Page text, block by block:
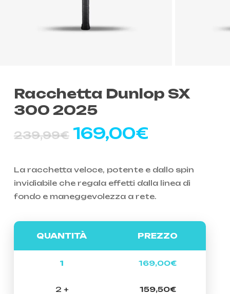
Racchetta Dunlop SX
300 2025
239,99€ Il
originale
era:
239,99€.
169,00€
attuale
è:
La racchetta veloce, potente e dallo spin
invidiabile che regala effetti dalla linea di
fondo e maneggevolezza a rete.
QUANTITÀ PREZZO
1 169,00€
2 + 159,50€